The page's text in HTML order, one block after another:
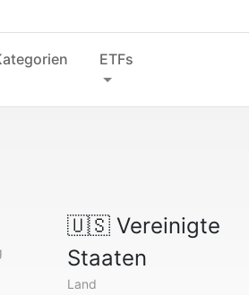
ETFs
🇺🇸Vereinigte
Staaten
Land